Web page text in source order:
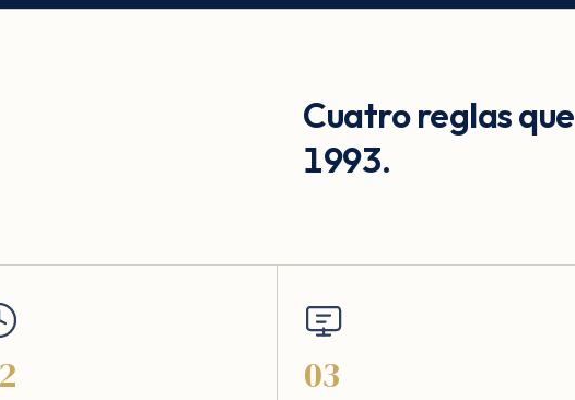
Cuatro reglas que
1993.
03